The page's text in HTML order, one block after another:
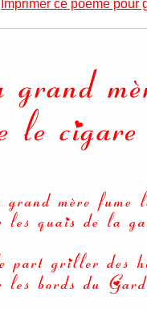
Imprimer ce poème pour